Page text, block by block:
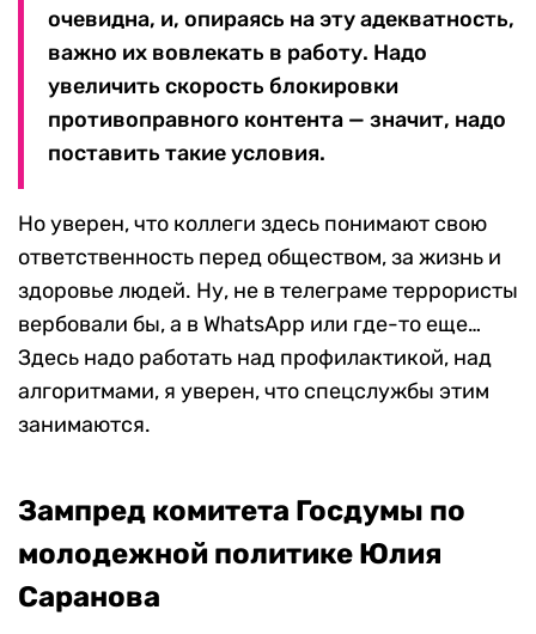
очевидна, и, опираясь на эту адекватность,
важно их вовлекать в работу. Надо
увеличить скорость блокировки
противоправного контента — значит, надо
поставить такие условия.
Но уверен, что коллеги здесь понимают свою
ответственность перед обществом, за жизнь и
здоровье людей. Ну, не в телеграме террористы
вербовали бы, а в WhatsApp или где-то еще…
Здесь надо работать над профилактикой, над
алгоритмами, я уверен, что спецслужбы этим
занимаются.
Зампред комитета Госдумы по
молодежной политике Юлия
Саранова